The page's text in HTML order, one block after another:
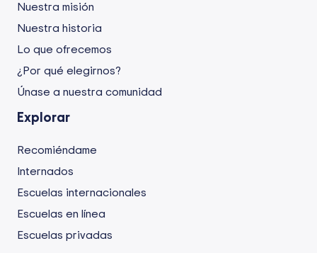
Nuestra misión
Nuestra historia
Lo que ofrecemos
¿Por qué elegirnos?
Únase a nuestra comunidad
Explorar
Recomiéndame
Internados
Escuelas internacionales
Escuelas en línea
Escuelas privadas